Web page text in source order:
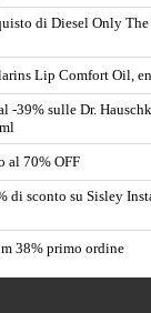
di Diesel Only
Lip Comfort Oil,
-39% sulle Dr.
al 70% OFF
di sconto su Sisley
38% primo ordine